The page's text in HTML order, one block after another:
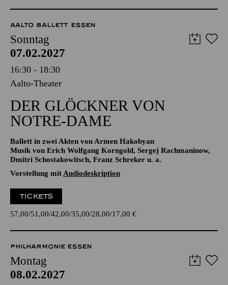
8,00 €
AALTO BALLETT ESSEN
Sonntag
07.02.2027
16:30 - 18:30
Aalto-Theater
DER GLÖCKNER­ VON
NOTRE-DAME
Ballett in zwei Akten von Armen Hakobyan
Dmitri Schostakowitsch, Franz Schreker u. a.
Vorstellung mit
57,00 51,00 42,00 35,00
PHILHARMONIE ESSEN